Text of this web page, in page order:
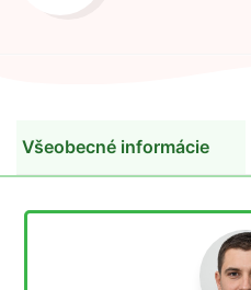
Všeobecné informácie